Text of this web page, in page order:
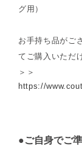
グ用）
お手持ち品がご
てご購入いただ
＞＞
https://
●ご自身でご